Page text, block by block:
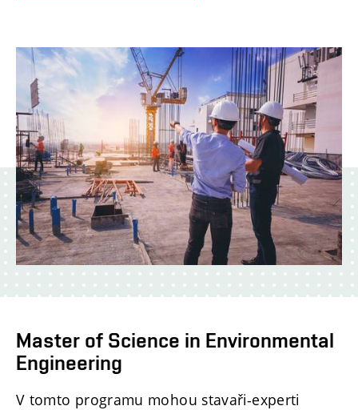
Master of Science in Environmental
Engineering
V tomto programu mohou stavaři-experti